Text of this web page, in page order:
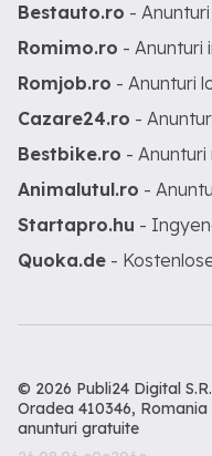
Bestauto.ro -
Romimo.ro - Anunturi
Romjob.ro - Anunturi
Cazare24.ro -
Bestbike.ro -
Animalutul.ro -
Startapro.hu -
Quoka.de -
© 2026 Publi24 Digital
Oradea 410346,
anunturi gratuite